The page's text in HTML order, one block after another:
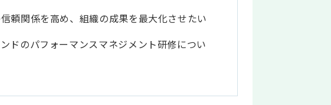
頼関係を高め、組織の成果を最大化させたい
ドのパフォーマンスマネジメント研修につい